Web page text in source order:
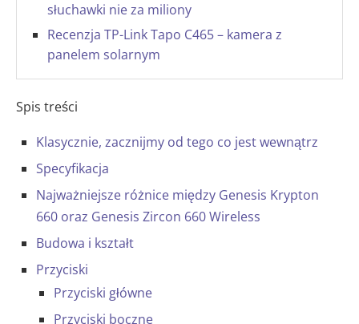
słuchawki nie za miliony
Recenzja TP-Link Tapo C465 – kamera z
panelem solarnym
Spis treści
Klasycznie, zacznijmy od tego co jest wewnątrz
Specyfikacja
Najważniejsze różnice między Genesis Krypton
660 oraz Genesis Zircon 660 Wireless
Budowa i kształt
Przyciski
Przyciski główne
Przyciski boczne